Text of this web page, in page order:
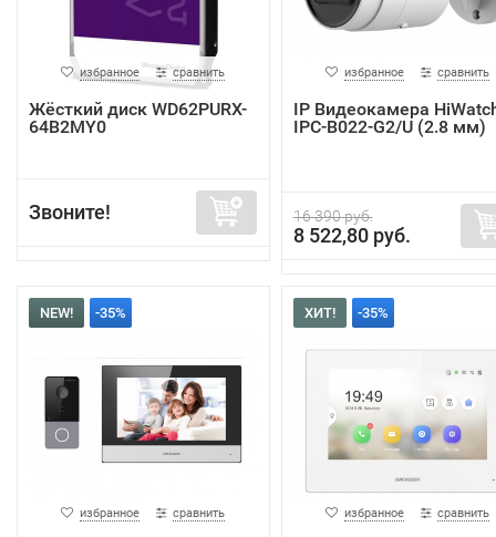
избранное сравнить
Жёсткий диск WD62PURX-
64B2MY0
Звоните!
избранное сравнить
IP Видеокамера
IPC-B022-G2/U (2.8 мм)
16 390 руб.
8 522,80 руб.
NEW! -35%
избранное сравнить
ХИТ! -35%
избранное сравнить